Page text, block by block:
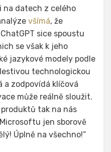
na datech z celého
všímá, že
sice spoustu
se však k jeho
jazykové modely podle
technologickou
a zodpovídá klíčová
může reálně sloužit.
tak na nás
jen sborově
Úplně na všechno!“